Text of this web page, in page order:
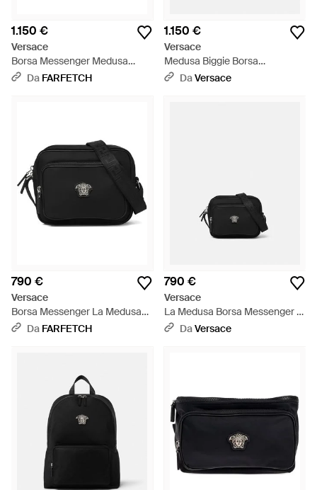
1.150 €
Versace
Borsa Messenger Medusa
Biggie - Nero
Da FARFETCH
1.150 €
Versace
Medusa Biggie Borsa
Messenger - Nero
DaVersace
790 €
Versace
Borsa Messenger La Medusa
Con Applicazione - Nero
Da FARFETCH
790 €
Versace
La Medusa Borsa Messenger -
NeroDaVersace